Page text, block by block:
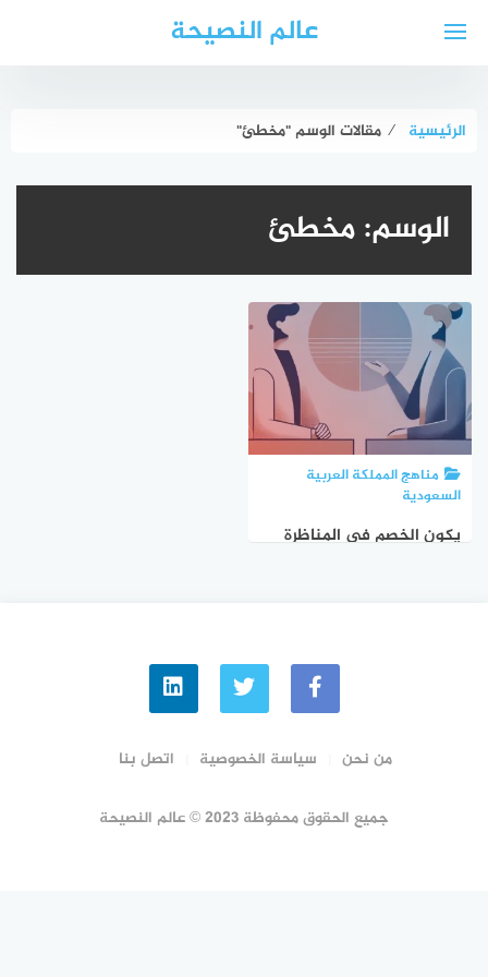
عالم النصيحة
الرئيسية ⁄ مقالات الوسم "مخطئ"
الوسم:مخطئ
مناهج المملكة العربية
السعودية
يكون الخصم في المناظرة
من نحن سياسة الخصوصية اتصل بنا
جميع الحقوق محفوظة 2023 © عالم النصيحة